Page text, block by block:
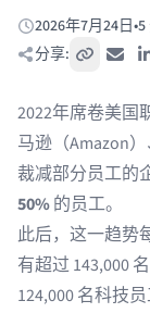
发布于:
2026年7月24日•5
分享:
复制链
2022年席卷美国
马逊（Amazon
裁减部分员工的
50%的员工。
此后，这一趋势
有超过 143,000
124,000 名科技